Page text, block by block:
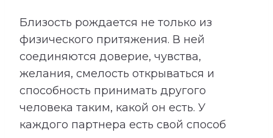
Близость рождается не только из
физического притяжения. В ней
соединяются доверие, чувства,
желания, смелость открываться и
способность принимать другого
человека таким, какой он есть. У
каждого партнера есть свой способ